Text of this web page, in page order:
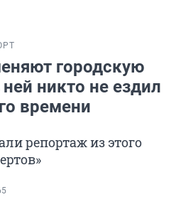
городскую
никто не ездил
времени
репортаж из этого